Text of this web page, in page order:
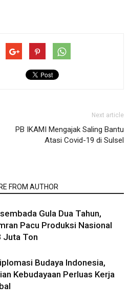
Next article
PB IKAMI Mengajak Saling Bantu
Atasi Covid-19 di Sulsel
FROM AUTHOR
Gula Dua Tahun,
Pacu Produksi Nasional
Juta Ton
Budaya Indonesia,
Kebudayaan Perluas Kerja